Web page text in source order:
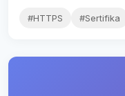
#HTTPS #Sertifika